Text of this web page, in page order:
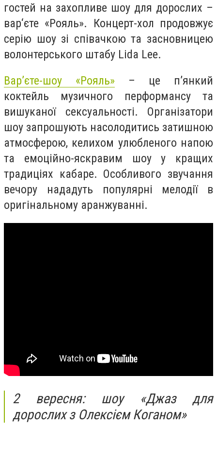
гостей на захопливе шоу для дорослих –
вар‘єте «Рояль». Концерт-хол продовжує
серію шоу зі співачкою та засновницею
волонтерського штабу Lida Lee.
Вар’єте-шоу «Рояль» – це п’янкий
коктейль музичного перформансу та
вишуканої сексуальності. Організатори
шоу запрошують насолодитись затишною
атмосферою, келихом улюбленого напою
та емоційно-яскравим шоу у кращих
традиціях кабаре. Особливого звучання
вечору нададуть популярні мелодії в
оригінальному аранжуванні.
2 вересня: шоу «Джаз для
дорослих з Олексієм Коганом»